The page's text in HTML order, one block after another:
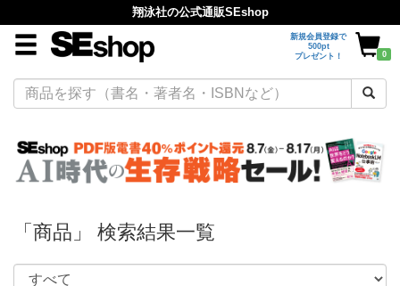
翔泳社の公式通販SEshop
新規会員登録で
500pt
プレゼント！
0
「商品」 検索結果一覧